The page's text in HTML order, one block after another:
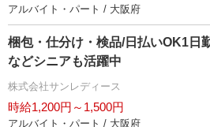
アルバイト・パート / 大阪府
梱包・仕分け・検品/日払いOK1日
などシニアも活躍中
株式会社サンレディース
時給1,200円～1,500円
アルバイト・パート / 大阪府